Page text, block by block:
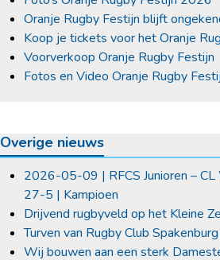
Oranje Rugby Festijn blijft
Koop je tickets voor het Oranje
Voorverkoop Oranje Rugby Festijn
Fotos en Video Oranje Rugby
Overige nieuws
2026-05-09 | RFCS Junioren – CL
27-5 | Kampioen
Drijvend rugbyveld op het Kleine
Turven van Rugby Club Spakenburg
Wij bouwen aan een sterk